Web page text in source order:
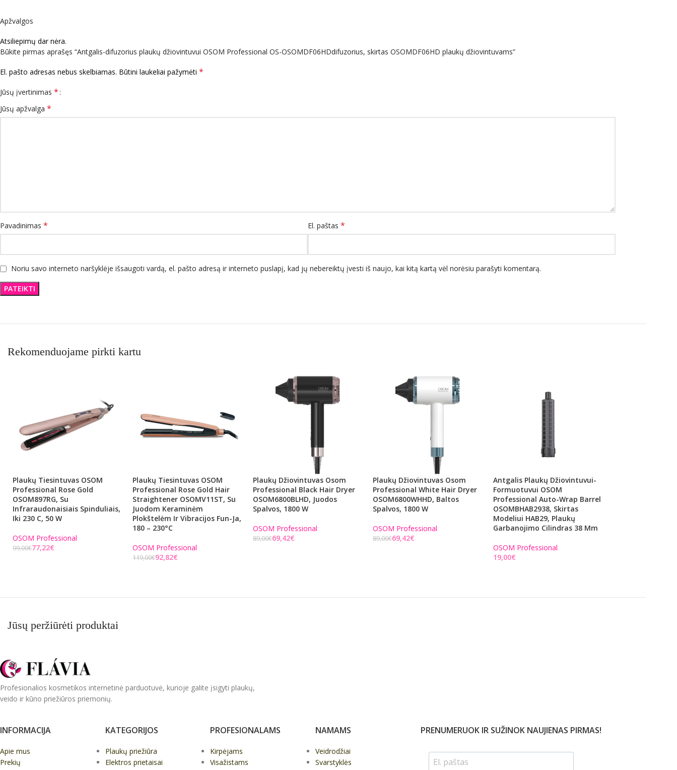
Apžvalgos
Atsiliepimų dar nėra.
Būkite pirmas aprašęs “Antgalis-difuzorius plaukų džiovintuvui OSOM Professional OS-OSOMDF06HDdifuzorius, skirtas OSOMDF06HD plaukų džiovintuvams”
El. pašto adresas nebus skelbiamas. Būtini laukeliai pažymėti *
Jūsų įvertinimas *
Jūsų apžvalga *
Pavadinimas * El. paštas *
Noriu savo interneto naršyklėje išsaugoti vardą, el. pašto adresą ir interneto puslapį, kad jų nebereiktų įvesti iš naujo, kai kitą kartą vėl norėsiu parašyti komentarą.
Rekomenduojame pirkti kartu
Plaukų Tiesintuvas OSOM
Professional Rose Gold
OSOM897RG, Su
Infraraudonaisiais Spinduliais,
Iki 230 C, 50 W
OSOM Professional
99,00€77,22€
Plaukų Tiesintuvas OSOM
Professional Rose Gold Hair
Straightener OSOMV11ST, Su
Juodom Keraminėm
Plokštelėm Ir Vibracijos Fun-Ja,
180 – 230°C
OSOM Professional
119,00€92,82€
Plaukų Džiovintuvas Osom
Professional Black Hair Dryer
OSOM6800BLHD, Juodos
Spalvos, 1800 W
OSOM Professional
89,00€69,42€
Plaukų Džiovintuvas Osom
Professional White Hair Dryer
OSOM6800WHHD, Baltos
Spalvos, 1800 W
OSOM Professional
89,00€69,42€
Antgalis Plaukų Džiovintuvui-
Formuotuvui OSOM
Professional Auto-Wrap Barrel
OSOMBHAB2938, Skirtas
Modeliui HAB29, Plaukų
Garbanojimo Cilindras 38 Mm
OSOM Professional
€
Jūsų peržiūrėti produktai
Profesionalios kosmetikos internetinė parduotuvė, kurioje galite įsigyti plaukų,
veido ir kūno priežiūros priemonių.
INFORMACIJA
Apie mus
Prekių
KATEGORIJOS
Plaukų priežiūra
Elektros prietaisai
PROFESIONALAMS
Kirpėjams
Visažistams
NAMAMS
Veidrodžiai
Svarstyklės
PRENUMERUOK IR SUŽINOK NAUJIENAS PIRMAS!